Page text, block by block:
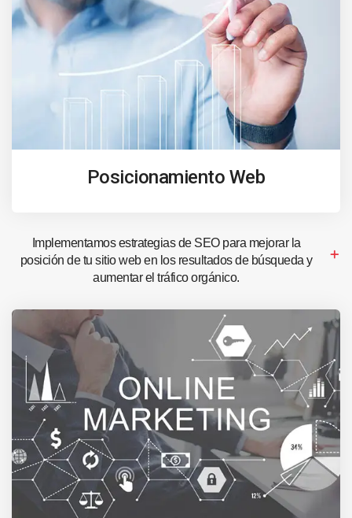
Posicionamiento Web
Implementamos estrategias de SEO para mejorar la
posición de tu sitio web en los resultados de búsqueda y
aumentar el tráfico orgánico.